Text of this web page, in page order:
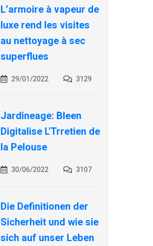
L’armoire à vapeur de
luxe rend les visites
au nettoyage à sec
superflues
29/01/2022 3129
Jardineage: Bleen
Digitalise L'Trretien de
la Pelouse
30/06/2022 3107
Die Definitionen der
Sicherheit und wie sie
sich auf unser Leben